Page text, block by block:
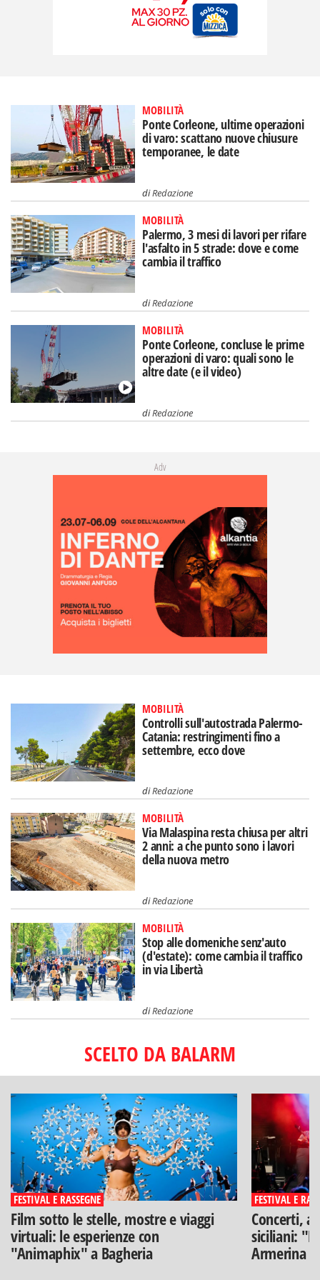
MOBILITÀ
Ponte Corleone, ultime operazioni
di varo: scattano nuove chiusure
temporanee, le date
diRedazione
MOBILITÀ
Palermo, 3 mesi di lavori per rifare
l'asfalto in 5 strade: dove e come
cambia il traffico
diRedazione
MOBILITÀ
Ponte Corleone, concluse le prime
operazioni di varo: quali sono le
altre date (e il video)
diRedazione
Adv
MOBILITÀ
Controlli sull'autostrada Palermo-
Catania: restringimenti fino a
settembre, ecco dove
diRedazione
MOBILITÀ
Via Malaspina resta chiusa per altri
2 anni: a che punto sono i lavori
della nuova metro
diRedazione
MOBILITÀ
Stop alle domeniche senz'auto
(d'estate): come cambia il traffico
in via Libertà
diRedazione
SCELTO DA BALARM
FESTIVAL E RASSEGNE
Film sotto le stelle, mostre e viaggi
virtuali: le esperienze con
"Animaphix" a Bagheria
FESTIVAL E
Concerti,
siciliani:
Armerina